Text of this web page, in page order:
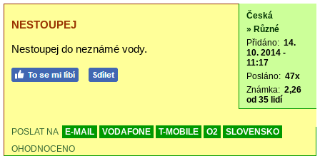
NESTOUPEJ
Nestoupej do neznámé vody.
Česká
» Různé
Přidáno: 14.
10. 2014 -
11:17
Posláno: 47x
Známka: 2,26
od 35 lidí
POSLAT NA E-MAIL VODAFONE T-MOBILE O2
SLOVENSKO
OHODNOCENO